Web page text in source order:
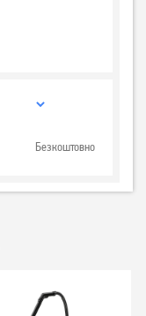
Безкоштовно